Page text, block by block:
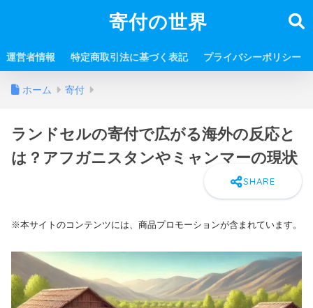
寄付の世界
運営者情報 特定商取引法に基づく表記 プライバシーポリシー
ホーム 寄付
ランドセルの寄付で広がる海外の反応と
は？アフガニスタンやミャンマーの現状
※本サイトのコンテンツには、商品プロモーションが含まれています。